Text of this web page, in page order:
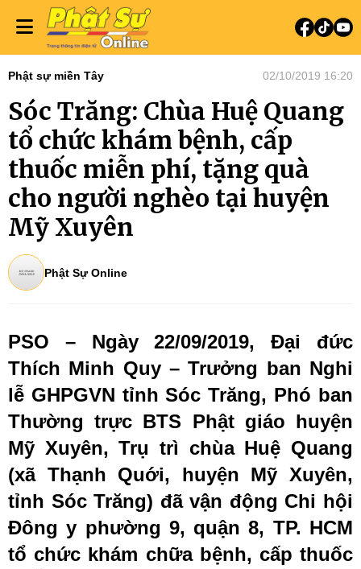
Phật sự miền Tây 02/10/2019 16:20
Sóc Trăng: Chùa Huệ Quang
tổ chức khám bệnh, cấp
thuốc miễn phí, tặng quà
cho người nghèo tại huyện
Mỹ Xuyên
Phật Sự Online
PSO – Ngày 22/09/2019, Đại đức
Thích Minh Quy – Trưởng ban Nghi
lễ GHPGVN tỉnh Sóc Trăng, Phó ban
Thường trực BTS Phật giáo huyện
Mỹ Xuyên, Trụ trì chùa Huệ Quang
(xã Thạnh Quới, huyện Mỹ Xuyên,
tỉnh Sóc Trăng) đã vận động Chi hội
Đông y phường 9, quận 8, TP. HCM
tổ chức khám chữa bệnh, cấp thuốc